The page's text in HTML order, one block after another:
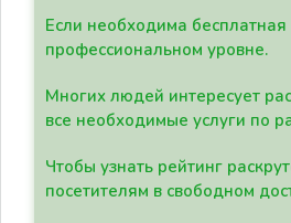
Если необходима бесплатная
профессиональном уровне.
Многих людей интересует
все необходимые услуги по
Чтобы узнать рейтинг
посетителям в свободном